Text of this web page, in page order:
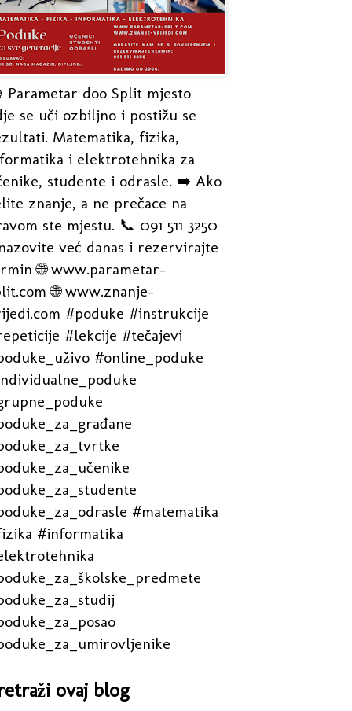
Parametar doo Split mjesto
se uči ozbiljno i postižu se
Matematika, fizika,
i elektrotehnika za
studente i odrasle. ➡️ Ako
znanje, a ne prečace na
ste mjestu. 📞 091 511 3250
već danas i rezervirajte
🌐 www.parametar-
🌐 www.znanje-
#poduke #instrukcije
#lekcije #tečajevi
#online_poduke
#matematika
#informatika
ovaj blog